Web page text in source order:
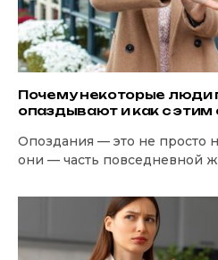
Почему некоторые люди
опаздывают и как с этим
Опоздания — это не просто
они — часть повседневной